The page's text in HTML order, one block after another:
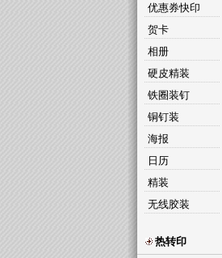
优惠券快印
贺卡
相册
硬皮精装
铁圈装钉
铜钉装
海报
日历
精装
无线胶装
热转印